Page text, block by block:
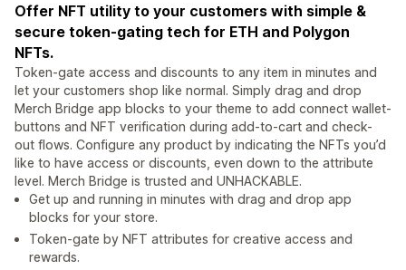
Offer NFT utility to your customers with simple &
secure token-gating tech for ETH and Polygon
NFTs.
Token-gate access and discounts to any item in minutes and
let your customers shop like normal. Simply drag and drop
Merch Bridge app blocks to your theme to add connect wallet-
buttons and NFT verification during add-to-cart and check-
out flows. Configure any product by indicating the NFTs you’d
like to have access or discounts, even down to the attribute
level. Merch Bridge is trusted and UNHACKABLE.
Get up and running in minutes with drag and drop app
blocks for your store.
Token-gate by NFT attributes for creative access and
rewards.